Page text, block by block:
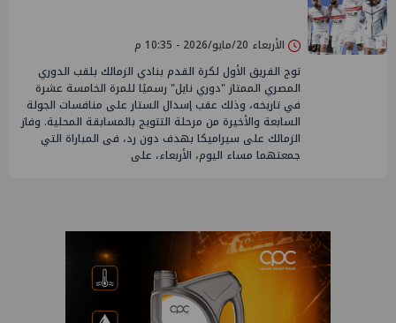
الأربعاء 20/مايو/2026 - 10:35 م
توج الفريق الأول لكرة القدم بنادي الزمالك بلقب الدوري
المصري الممتاز "دوري نايل" رسميًا للمرة الخامسة عشرة
في تاريخه، وذلك عقب إسدال الستار على منافسات الجولة
السابعة والأخيرة من مرحلة التتويج بالمسابقة المحلية. وفاز
الزمالك على سيراميكا بهدف دون رد، فى المباراة التي
جمعتهما مساء اليوم، الأربعاء، على